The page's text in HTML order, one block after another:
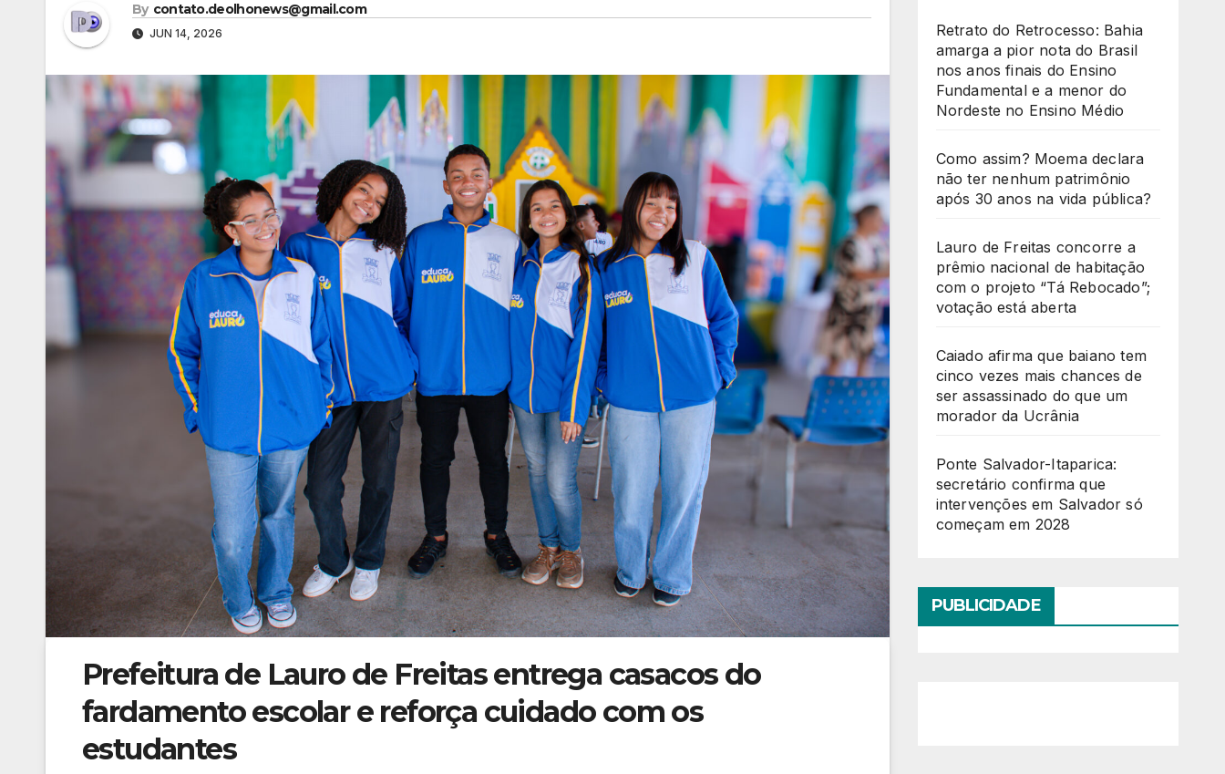
By contato.deolhonews@gmail.com
JUN 14, 2026
Prefeitura de Lauro de Freitas entrega casacos do
fardamento escolar e reforça cuidado com os
estudantes
Retrato do Retrocesso: Bahia
amarga a pior nota do Brasil
nos anos finais do Ensino
Fundamental e a menor do
Nordeste no Ensino Médio
Como assim? Moema declara
não ter nenhum patrimônio
após 30 anos na vida pública?
Lauro de Freitas concorre a
prêmio nacional de habitação
com o projeto “Tá Rebocado”;
votação está aberta
Caiado afirma que baiano tem
cinco vezes mais chances de
ser assassinado do que um
morador da Ucrânia
Ponte Salvador-Itaparica:
secretário confirma que
intervenções em Salvador só
começam em 2028
PUBLICIDADE